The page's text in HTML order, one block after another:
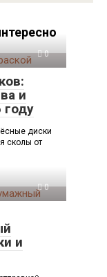
0
и
диски
сколы от
0
и